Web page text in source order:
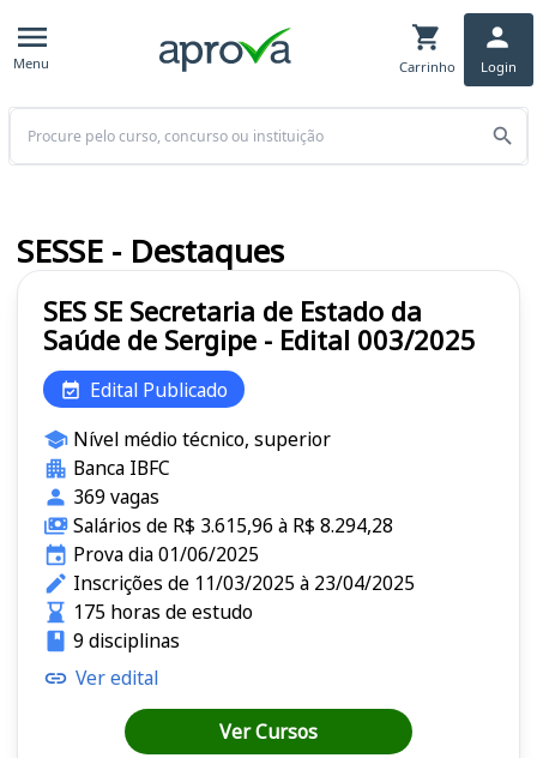
Menu Carrinho Login
Buscar
SES SE Secretaria de Estado da
Saúde de Sergipe - Edital 003/2025
Edital Publicado
Nível médio técnico, superior
Banca IBFC
369 vagas
Salários de R$ 3.615,96 à R$ 8.294,28
Prova dia 01/06/2025
Inscrições de 11/03/2025 à 23/04/2025
175 horas de estudo
9 disciplinas
Ver edital
Ver Cursos
SESSE - Destaques